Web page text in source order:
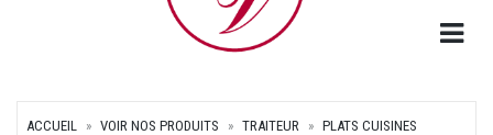
ACCUEIL VOIR NOS PRODUITS TRAITEUR PLATS CUISINES